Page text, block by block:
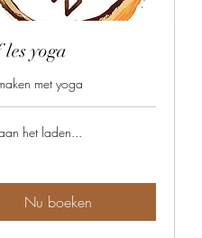
yoga
met yoga
het laden...
Nu boeken